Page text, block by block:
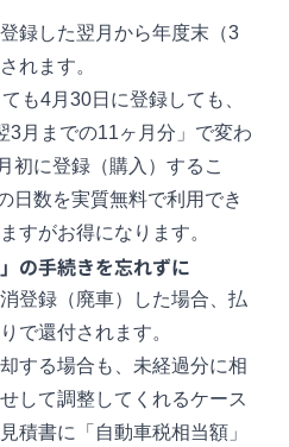
録した翌月から年度末（3
れます。
も4月30日に登録しても、
3月までの11ヶ月分」で変わ
初に登録（購入）するこ
日数を実質無料で利用でき
すがお得になります。
の手続きを忘れずに
登録（廃車）した場合、払
で還付されます。
する場合も、未経過分に相
して調整してくれるケース
積書に「自動車税相当額」